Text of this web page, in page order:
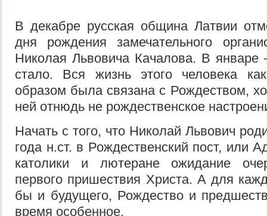
В декабре русская община Латвии
дня рождения замечательного
Николая Львовича Качалова. В январе
стало. Вся жизнь этого человека
образом была связана с Рождеством,
ней отнюдь не рождественское
Начать с того, что Николай Львович
года н.ст. в Рождественский пост, или
католики и лютеране ожидание
первого пришествия Христа. А для
бы и будущего, Рождество и
время особенное.